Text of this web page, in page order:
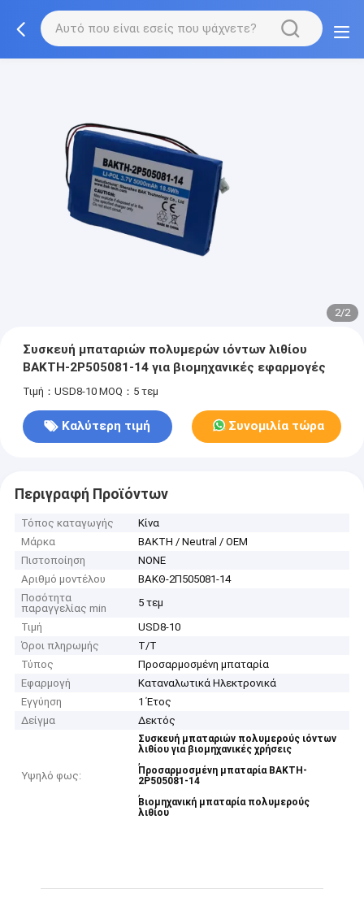
2/2
Συσκευή μπαταριών πολυμερών ιόντων λιθίου
BAKTH-2P505081-14 για βιομηχανικές εφαρμογές
Τιμή：USD8-10 MOQ：5 τεμ
Καλύτερη τιμή Συνομιλία τώρα
Περιγραφή Προϊόντων
Τόπος καταγωγής
Κίνα
Μάρκα
BAKTH / Neutral / OEM
Πιστοποίηση
NONE
Αριθμό μοντέλου
ΒΑΚΘ-2Π505081-14
Ποσότητα
παραγγελίας min
5 τεμ
Τιμή
USD8-10
Όροι πληρωμής
T/T
Τύπος
Προσαρμοσμένη μπαταρία
Εφαρμογή
Καταναλωτικά Ηλεκτρονικά
Εγγύηση
1 Έτος
Δείγμα
Δεκτός
Υψηλό φως:
Συσκευή μπαταριών πολυμερούς ιόντων
λιθίου για βιομηχανικές χρήσεις
,
Προσαρμοσμένη μπαταρία BAKTH-
2P505081-14
,
Βιομηχανική μπαταρία πολυμερούς
λιθίου